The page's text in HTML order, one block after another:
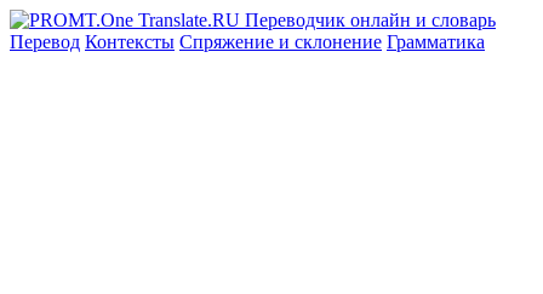
Перевод Контексты Спряжение и склонение Грамматика